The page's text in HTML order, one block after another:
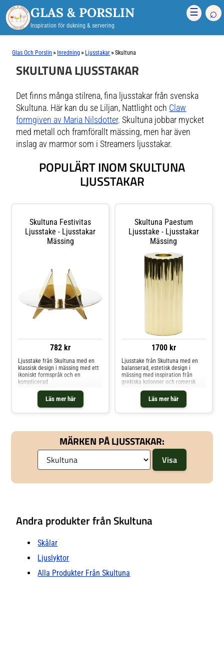
GLAS & PORSLIN
Inspiration för dukning & servering
☰ ⌕
Glas Och Porslin » Inredning » Ljusstakar »Skultuna
SKULTUNA LJUSSTAKAR
Det finns många stilrena, fina ljusstakar från svenska
Skultuna. Här kan du se Liljan, Nattlight och Claw
formgiven av Maria Nilsdotter. Skultuna jobbar mycket
med metall och framförallt mässing, men har även
inslag av marmor som i Streamers ljusstakar.
POPULÄRT INOM SKULTUNA
LJUSSTAKAR
Skultuna Festivitas
Ljusstake - Ljusstakar
Mässing
782 kr
Läs mer här
Ljusstake från Skultuna med en
klassisk design i mässing med ett
ikoniskt formspråk och en
komplicerad
konstruktion.Formgivning av
Pierre Forssells.Om ljusstaken
från Skultuna- Formgiven under
1950-talet.- Konstruktion med
undertill.- Återskapad klassiker i
mässing.- Formgivning av Pierre
Forssells. Shoppa Ljusstakar och
mer Ljusstakar & Ljuslyktor hos
Royal Design.
Skultuna Paestum
Ljusstake - Ljusstakar
Mässing
1700 kr
Läs mer här
Ljusstake från Skultuna med en
balanserad, estetisk design i
mässing med inspiration från
grekiska kolonner och romersk
arkitektur.Formgivning av Peder
Lamm.Om ljusstaken från
Skultuna- En balanserad, estetisk
skönhet.- Formgivning av Peder
Design.
MÄRKEN PÅ LJUSSTAKAR:
Andra produkter från Skultuna
Skålar
Ljuslyktor
Alla Produkter Från Skultuna